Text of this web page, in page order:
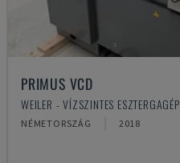
PRIMUS VCD
WEILER - VÍZSZINTES ESZTERGAGÉP
NÉMETORSZÁG 2018